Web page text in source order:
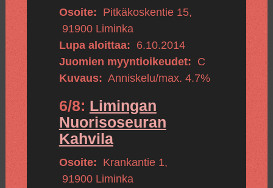
Osoite: Pitkäkoskentie 15,
91900 Liminka
Lupa aloittaa: 6.10.2014
Juomien myyntioikeudet: C
Kuvaus: Anniskelu/max. 4.7%
6/8: Limingan
Nuorisoseuran
Kahvila
Osoite: Krankantie 1,
91900 Liminka